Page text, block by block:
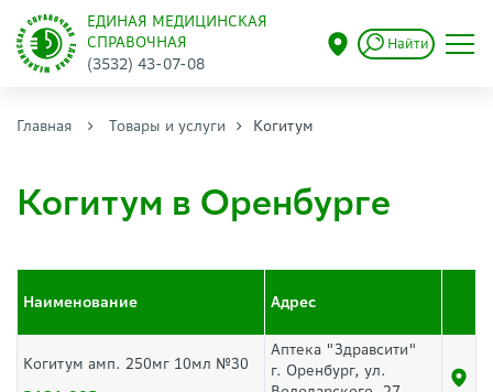
ЕДИНАЯ МЕДИЦИНСКАЯ
СПРАВОЧНАЯ
(3532) 43-07-08
Найти
Главная Товары и услуги Когитум
Когитум в Оренбурге
Наименование Адрес
Когитум амп. 250мг 10мл №30
Аптека "Здравсити"
г. Оренбург, ул.